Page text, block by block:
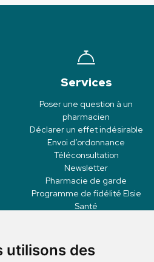
utilisons des
Services
Poser une question à un
pharmacien
Déclarer un effet indésirable
Envoi d’ordonnance
Téléconsultation
Newsletter
Pharmacie de garde
Programme de fidélité Elsie
Santé